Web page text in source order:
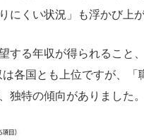
くい状況」も浮かび上が
る年収が得られること
各国とも上位ですが、「
独特の傾向がありました。